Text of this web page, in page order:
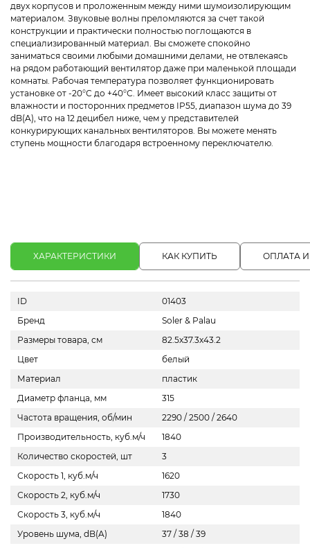
двух корпусов и проложенным между ними шумоизолирующим
материалом. Звуковые волны преломляются за счет такой
конструкции и практически полностью поглощаются в
специализированный материал. Вы сможете спокойно
заниматься своими любыми домашними делами, не отвлекаясь
на рядом работающий вентилятор даже при маленькой площади
комнаты. Рабочая температура позволяет функционировать
установке от -20°С до +40°С. Имеет высокий класс защиты от
влажности и посторонних предметов IP55, диапазон шума до 39
dB(A), что на 12 децибел ниже, чем у представителей
конкурирующих канальных вентиляторов. Вы можете менять
ступень мощности благодаря встроенному переключателю.
ХАРАКТЕРИСТИКИ КАК КУПИТЬ ОПЛАТА
ID
01403
Бренд
Soler & Palau
Размеры товара, см
82.5х37.3х43.2
Цвет
белый
Материал
пластик
Диаметр фланца, мм
315
Частота вращения, об/мин
2290 / 2500 / 2640
Производительность, куб.м/ч
1840
Количество скоростей, шт
3
Скорость 1, куб.м/ч
1620
Скорость 2, куб.м/ч
1730
Скорость 3, куб.м/ч
1840
Уровень шума, dB(A)
37 / 38 / 39